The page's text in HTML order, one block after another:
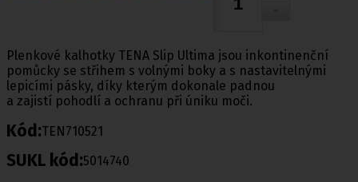
Plenkové kalhotky TENA Slip Ultima jsou inkontinenční
pomůcky se střihem s volnými boky a s nastavitelnými
lepicími pásky, díky kterým dokonale padnou
a zajistí pohodlí a ochranu při úniku moči.
Kód:TEN710521
SUKL kód:5014740